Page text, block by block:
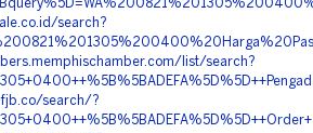
search?
list/search?
search/?